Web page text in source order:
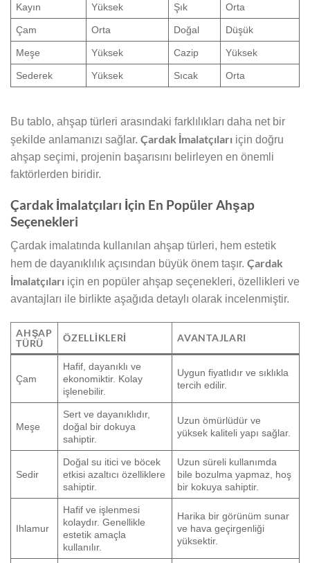
Kayın Yüksek Şık Orta
Çam Orta Doğal Düşük
Meşe Yüksek Cazip Yüksek
Sederek Yüksek Sıcak Orta
Bu tablo, ahşap türleri arasındaki farklılıkları daha net bir
şekilde anlamanızı sağlar. Çardak İmalatçıları için doğru
ahşap seçimi, projenin başarısını belirleyen en önemli
faktörlerden biridir.
Çardak İmalatçıları İçin En Popüler Ahşap
Seçenekleri
Çardak imalatında kullanılan ahşap türleri, hem estetik
hem de dayanıklılık açısından büyük önem taşır. Çardak
İmalatçıları için en popüler ahşap seçenekleri, özellikleri ve
avantajları ile birlikte aşağıda detaylı olarak incelenmiştir.
AHŞAP
TÜRÜ
ÖZELLIKLERI AVANTAJLARI
Çam
Hafif, dayanıklı ve
ekonomiktir. Kolay
işlenebilir.
Uygun fiyatlıdır ve sıklıkla
tercih edilir.
Meşe
Sert ve dayanıklıdır,
doğal bir dokuya
sahiptir.
Uzun ömürlüdür ve
yüksek kaliteli yapı sağlar.
Sedir
Doğal su itici ve böcek
etkisi azaltıcı özelliklere
sahiptir.
Uzun süreli kullanımda
bile bozulma yapmaz, hoş
bir kokuya sahiptir.
Ihlamur
Hafif ve işlenmesi
kolaydır. Genellikle
estetik amaçla
kullanılır.
Harika bir görünüm sunar
ve hava geçirgenliği
yüksektir.